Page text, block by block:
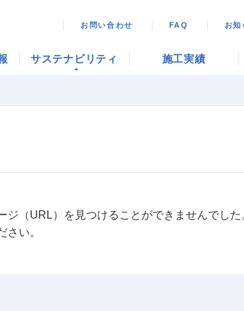
お問い合わせ FAQ お知
サステナビリティ 施工実績
（URL）を見つけることができませんでした
い。